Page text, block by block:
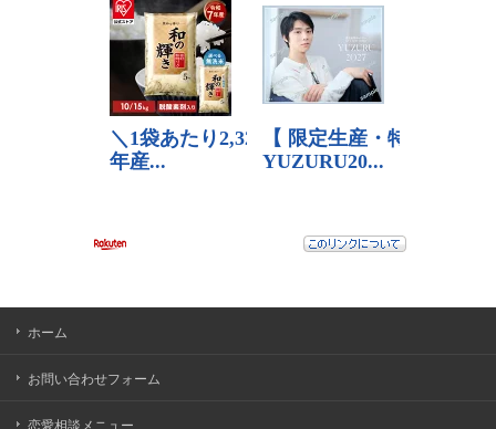
ホーム
お問い合わせフォーム
恋愛相談メニュー